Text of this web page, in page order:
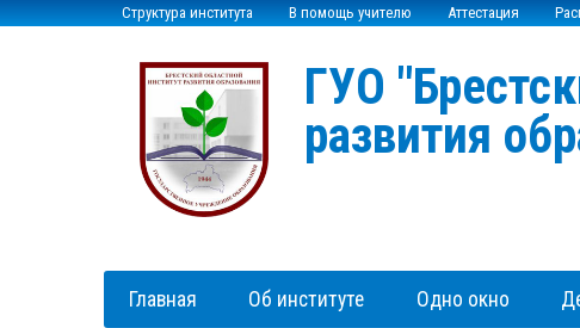
Структура института В помощь учителю Аттестация
ГУО
развития
Главная Об институте Одно окно